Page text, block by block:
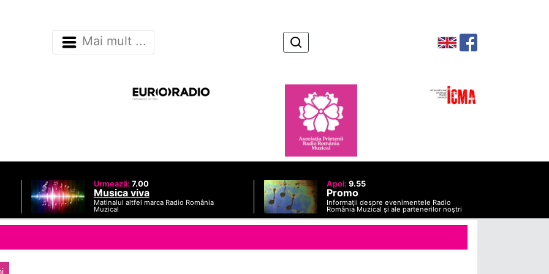
Mai mult ...
Urmează: 7.00
Musica viva
Matinalul altfel marca Radio România
Muzical
Apoi: 9.55
Promo
Informaţii despre evenimentele Radio
România Muzical şi ale partenerilor noştri